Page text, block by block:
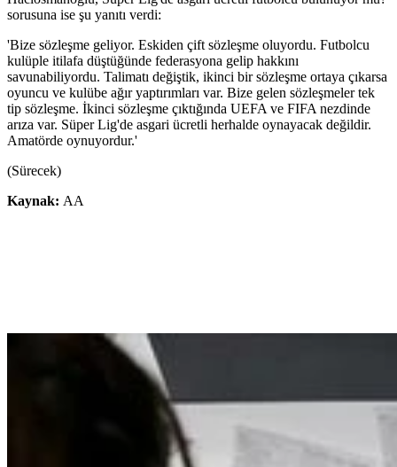
sorusuna ise şu yanıtı verdi:
'Bize sözleşme geliyor. Eskiden çift sözleşme oluyordu. Futbolcu
kulüple itilafa düştüğünde federasyona gelip hakkını
savunabiliyordu. Talimatı değiştik, ikinci bir sözleşme ortaya çıkarsa
oyuncu ve kulübe ağır yaptırımları var. Bize gelen sözleşmeler tek
tip sözleşme. İkinci sözleşme çıktığında UEFA ve FIFA nezdinde
arıza var. Süper Lig'de asgari ücretli herhalde oynayacak değildir.
Amatörde oynuyordur.'
(Sürecek)
Kaynak: AA